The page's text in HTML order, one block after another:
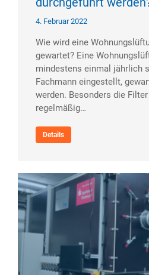
4. Februar 2022
Wie wird eine
gewartet? Eine
mindestens einmal jährlich
Fachmann eingestellt,
werden. Besonders die
regelmäßig…
Details